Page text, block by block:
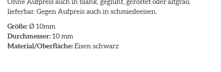
lieferbar. Gegen Aufpreis auch in schmiedeeisen.
Größe:Ø 10mm
Durchmesser:10 mm
Material/Oberfläche:Eisen schwarz